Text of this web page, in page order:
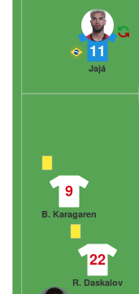
11
Jajá
22
R. Daskalov
9
B. Karagaren